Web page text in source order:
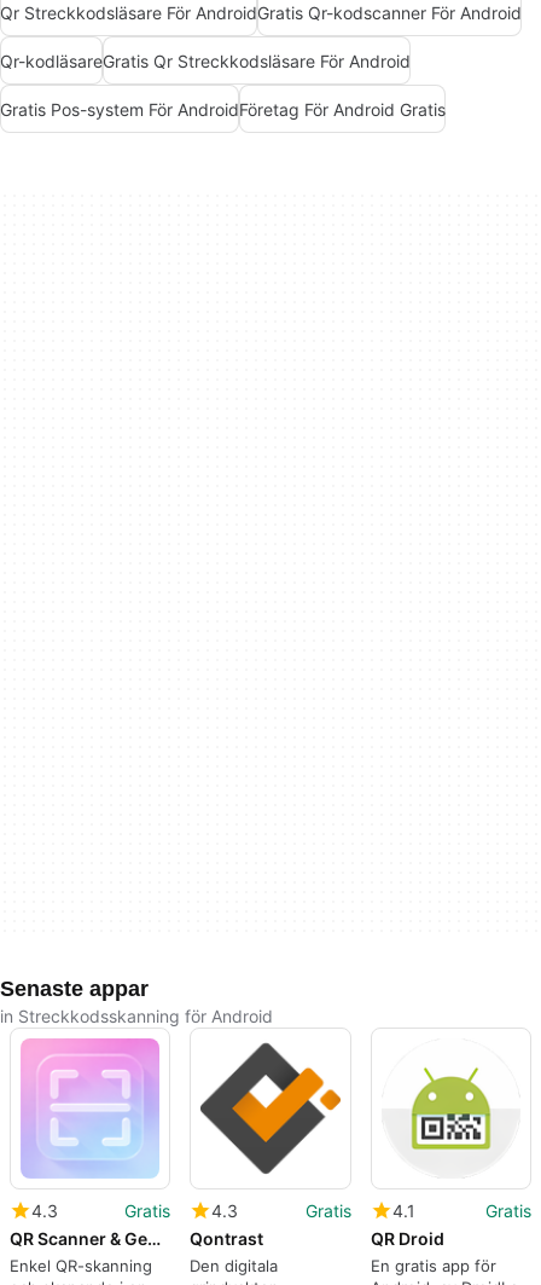
Qr Streckkodsläsare För AndroidGratis Qr-kodscanner För Android
Qr-kodläsareGratis Qr Streckkodsläsare För Android
Gratis Pos-system För AndroidFöretag För Android Gratis
Senaste appar
in Streckkodsskanning för Android
4.3
Gratis
QR Scanner & Generator
Enkel QR-skanning
4.3
Gratis
Qontrast
Den digitala
4.1
Gratis
QR Droid
En gratis app för